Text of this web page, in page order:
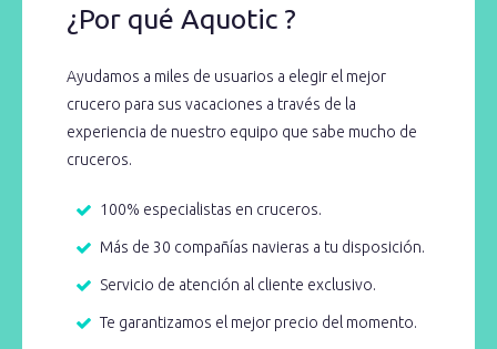
¿Por qué Aquotic ?
Ayudamos a miles de usuarios a elegir el mejor
crucero para sus vacaciones a través de la
experiencia de nuestro equipo que sabe mucho de
cruceros.
100% especialistas en cruceros.
Más de 30 compañías navieras a tu disposición.
Servicio de atención al cliente exclusivo.
Te garantizamos el mejor precio del momento.